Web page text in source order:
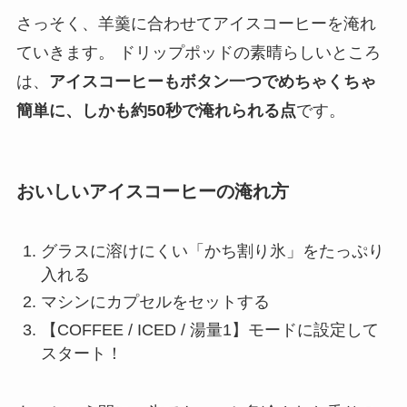
さっそく、羊羹に合わせてアイスコーヒーを淹れ
ていきます。 ドリップポッドの素晴らしいところ
は、 アイスコーヒーもボタン一つでめちゃくちゃ
簡単に、しかも約50秒で淹れられる点です。
おいしいアイスコーヒーの淹れ方
グラスに溶けにくい「かち割り氷」をたっぷり
入れる
マシンにカプセルをセットする
【COFFEE / ICED / 湯量1】モードに設定して
スタート！